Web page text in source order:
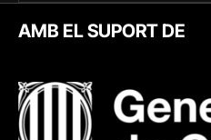
AMB EL SUPORT DE